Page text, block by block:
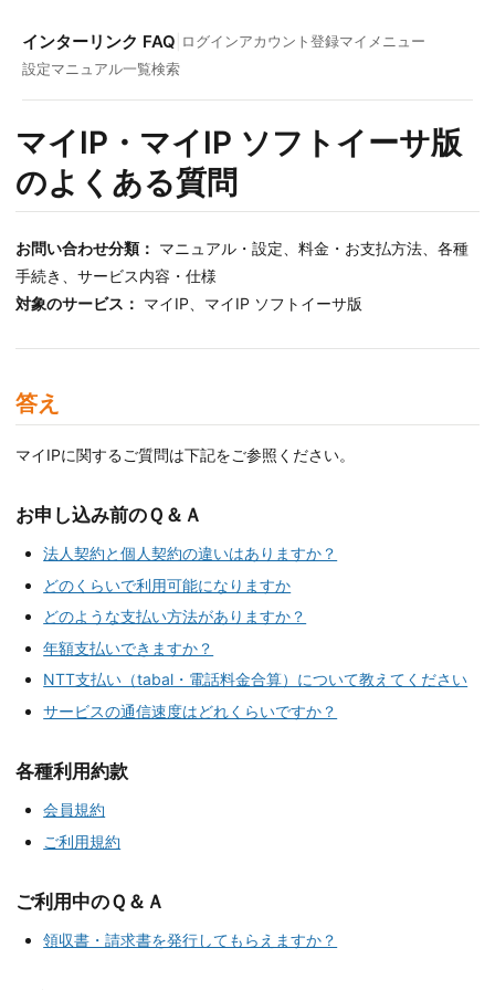
インターリンク FAQ ログインアカウント登録マイメニュー
設定マニュアル一覧検索
マイIP・マイIP ソフトイーサ版
のよくある質問
お問い合わせ分類： マニュアル・設定、料金・お支払方法、各種
手続き、サービス内容・仕様
対象のサービス： マイIP、マイIP ソフトイーサ版
答え
マイIPに関するご質問は下記をご参照ください。
お申し込み前のＱ＆Ａ
法人契約と個人契約の違いはありますか？
どのくらいで利用可能になりますか
どのような支払い方法がありますか？
年額支払いできますか？
NTT支払い（tabal・電話料金合算）について教えてください
サービスの通信速度はどれくらいですか？
各種利用約款
会員規約
ご利用規約
ご利用中のＱ＆Ａ
領収書・請求書を発行してもらえますか？